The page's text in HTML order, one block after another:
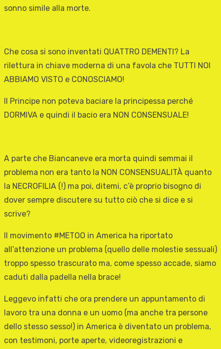
sonno simile alla morte.
Che cosa si sono inventati QUATTRO DEMENTI? La
rilettura in chiave moderna di una favola che TUTTI NOI
ABBIAMO VISTO e CONOSCIAMO!
Il Principe non poteva baciare la principessa perché
DORMIVA e quindi il bacio era NON CONSENSUALE!
A parte che Biancaneve era morta quindi semmai il
problema non era tanto la NON CONSENSUALITÀ quanto
la NECROFILIA (!) ma poi, ditemi, c’è proprio bisogno di
dover sempre discutere su tutto ciò che si dice e si
scrive?
Il movimento #METOO in America ha riportato
all’attenzione un problema (quello delle molestie sessuali)
troppo spesso trascurato ma, come spesso accade, siamo
caduti dalla padella nella brace!
Leggevo infatti che ora prendere un appuntamento di
lavoro tra una donna e un uomo (ma anche tra persone
dello stesso sesso!) in America è diventato un problema,
con testimoni, porte aperte, videoregistrazioni e